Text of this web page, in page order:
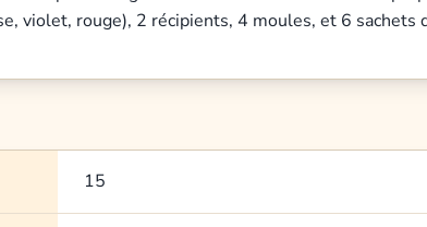
violet, rouge), 2 récipients, 4 moules, et 6 sachets
15